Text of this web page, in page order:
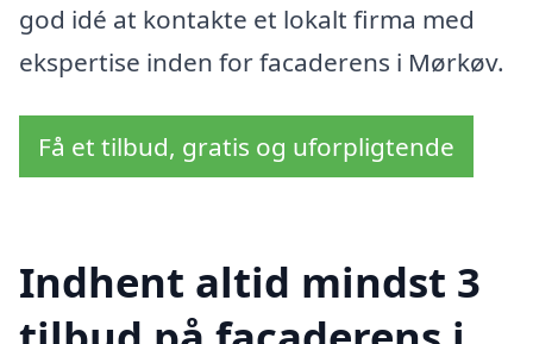
god idé at kontakte et lokalt firma med
ekspertise inden for facaderens i Mørkøv.
Få et tilbud, gratis og uforpligtende
Indhent altid mindst 3